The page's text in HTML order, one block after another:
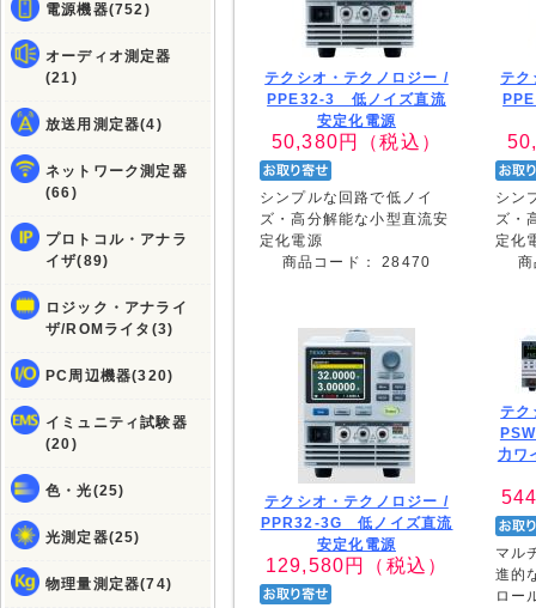
電源機器(752)
オーディオ測定器
(21)
放送用測定器(4)
ネットワーク測定器
(66)
プロトコル・アナラ
イザ(89)
ロジック・アナライ
ザ/ROMライタ(3)
PC周辺機器(320)
イミュニティ試験器
(20)
色・光(25)
光測定器(25)
物理量測定器(74)
テクシオ・テクノロジー /
PPE32-3 低ノイズ直流
安定化電源
50,380円（税込）
シンプルな回路で低ノイ
ズ・高分解能な小型直流安
定化電源
商品コード：28470
テク
シン
ズ・
定化
テクシオ・テクノロジー /
PPR32-3G 低ノイズ直流
安定化電源
129,580円（税込）
テク
力ワ
マル
進的
ロー